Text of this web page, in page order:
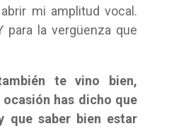
mi amplitud vocal.
para la vergüenza que
te vino bien,
ocasión has dicho que
que saber bien estar